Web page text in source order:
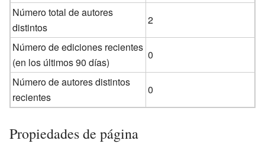
Número total de autores
distintos
2
Número de ediciones recientes
(en los últimos 90 días)
0
Número de autores distintos
recientes
0
Propiedades de página